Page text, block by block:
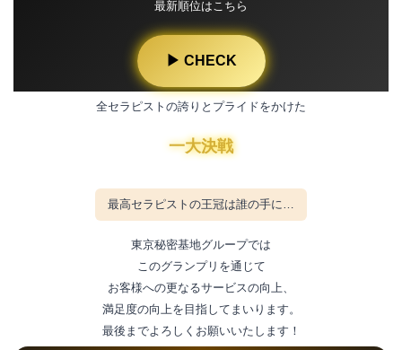
最新順位はこちら
▶ CHECK
全セラピストの誇りとプライドをかけた
一大決戦
最高セラピストの王冠は誰の手に…
東京秘密基地グループでは
このグランプリを通じて
お客様への更なるサービスの向上、
満足度の向上を目指してまいります。
最後までよろしくお願いいたします！